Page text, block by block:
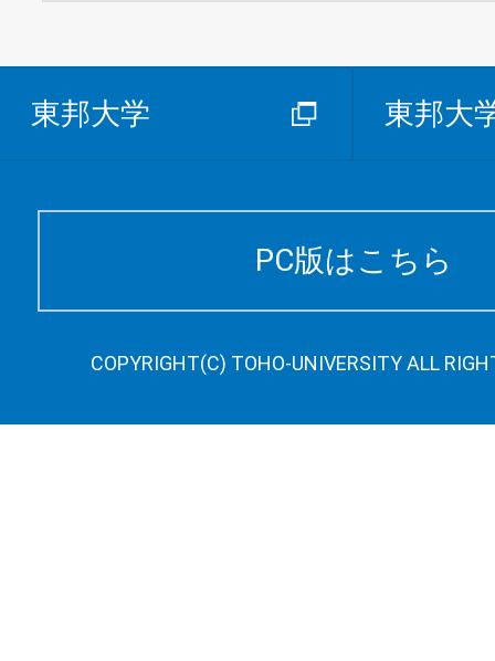
東邦大学 東邦大
PC版はこちら
COPYRIGHT(C) TOHO-UNIVERSITY ALL